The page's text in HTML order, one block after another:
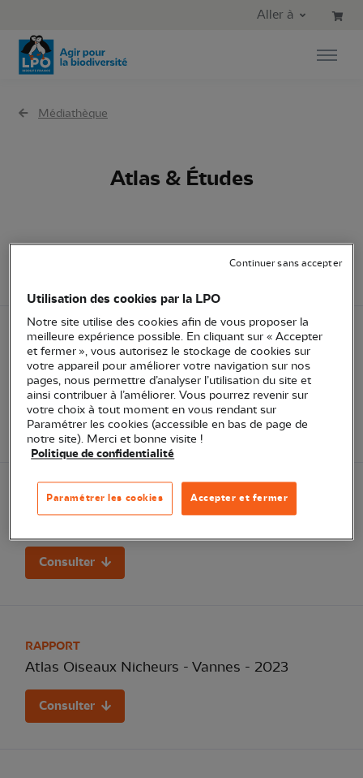
Aller au menu principal
Aller à
Médiathèque
Atlas & Études
RAPPORT
Synthèse étude Refuge LPO - Groupe Rocher -
2008/2023
Consulter
RAPPORT
Consulter
RAPPORT
Atlas Oiseaux Nicheurs - Vannes - 2023
Consulter
Utilisation des cookies par la LPO
Notre site utilise des cookies afin de vous proposer la
meilleure expérience possible. En cliquant sur « Accepter
et fermer », vous autorisez le stockage de cookies sur
votre appareil pour améliorer votre navigation sur nos
pages, nous permettre d’analyser l’utilisation du site et
ainsi contribuer à l’améliorer. Vous pourrez revenir sur
votre choix à tout moment en vous rendant sur
Paramétrer les cookies (accessible en bas de page de
notre site). Merci et bonne visite !
Politique de confidentialité
Accepter et fermer
Paramétrer les cookies
Continuer sans accepter